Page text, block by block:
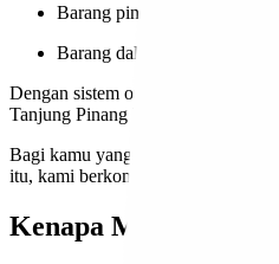
Barang pindahan kantor atau
Barang dalam jumlah besar
Dengan sistem operasional yang
Tanjung Pinang berjalan sesuai
Bagi kamu yang menjalankan
itu, kami berkomitmen memberikan
Kenapa Memilih